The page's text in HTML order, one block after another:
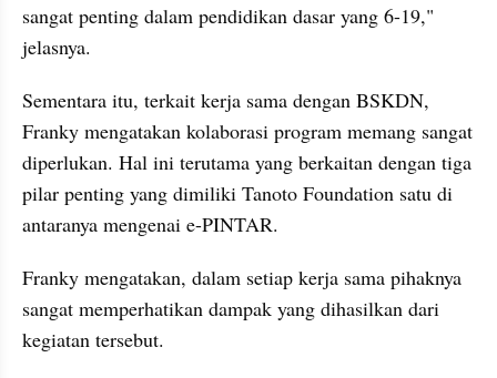
sangat penting dalam pendidikan dasar yang 6-19,"
jelasnya.
Sementara itu, terkait kerja sama dengan BSKDN,
Franky mengatakan kolaborasi program memang sangat
diperlukan. Hal ini terutama yang berkaitan dengan tiga
pilar penting yang dimiliki Tanoto Foundation satu di
antaranya mengenai e-PINTAR.
Franky mengatakan, dalam setiap kerja sama pihaknya
sangat memperhatikan dampak yang dihasilkan dari
kegiatan tersebut.